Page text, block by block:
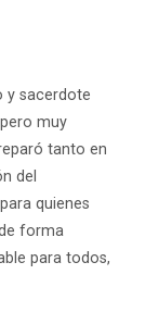
y sacerdote
muy
tanto en
del
quienes
forma
para todos,